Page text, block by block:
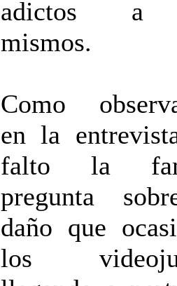
adictos a
mismos.
Como
en la
falto la
pregunta
daño que
los